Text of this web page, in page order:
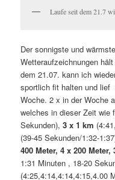
Laufe seit dem 21.7
Der sonnigste und
Wetteraufzeichnungen
dem 21.07. kann ich
sportlich fit halten und lief
Woche. 2 x in der Woche
welches in dieser Zeit
Sekunden), 3 x 1 km
(39-45 Sekunden/1:32-
400 Meter, 4 x 200 Meter,
1:31 Minuten , 18-20
(4:25,4:14,4:14,4:15,4.00